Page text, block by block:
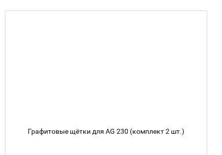
Графитовые щётки для AG 230 (комплект 2 шт.)